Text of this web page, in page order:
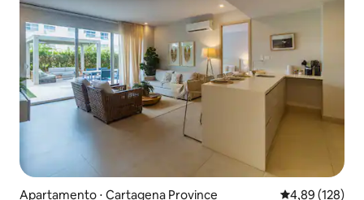
Apartamento ⋅ Cartagena Province 4,89 de uma
4,89 (128)